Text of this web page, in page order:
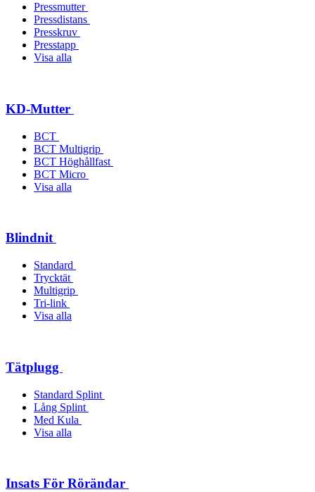
Pressmutter
Pressdistans
Presskruv
Presstapp
Visa alla
KD-Mutter
BCT
BCT Multigrip
BCT Höghållfast
BCT Micro
Visa alla
Blindnit
Standard
Trycktät
Multigrip
Tri-link
Visa alla
Tätplugg
Standard Splint
Lång Splint
Med Kula
Visa alla
Insats För Rörändar